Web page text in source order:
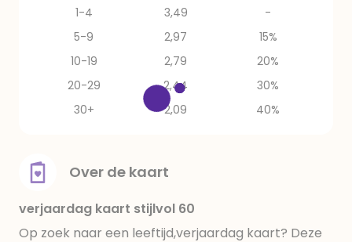
1-4
3,49
-
5-9
2,97
15%
10-19
2,79
20%
20-29
2,44
30%
30+
2,09 40%
Over de kaart
verjaardag kaart stijlvol 60
Op zoek naar een leeftijd,verjaardag kaart? Deze